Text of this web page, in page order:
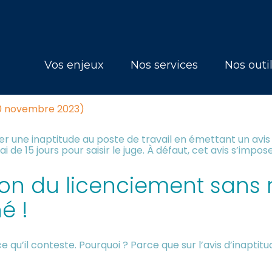
Vos enjeux Nos services Nos
: ET SI L’AVIS EST ERRONÉ ?
novembre 2023)
une inaptitude au poste de travail en émettant un
15 jours pour saisir le juge. À défaut, cet avis
du licenciement sans
!
conteste. Pourquoi ? Parce que sur l’avis